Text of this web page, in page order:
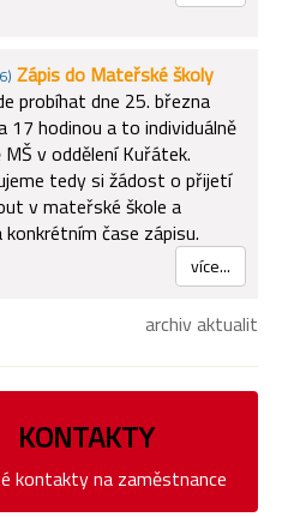
Zápis do Mateřské školy
probíhat dne 25. března
17 hodinou a to individuálně
v oddělení Kuřátek.
tedy si žádost o přijetí
v mateřské škole a
čase zápisu.
více...
archiv aktualit
KONTAKTY
kontakty na zaměstnance